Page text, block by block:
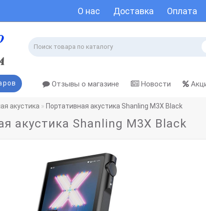
О нас Доставка Оплата
Отзывы о магазине Новости
акустика Портативная акустика Shanling M3X Black
акустика Shanling M3X Black